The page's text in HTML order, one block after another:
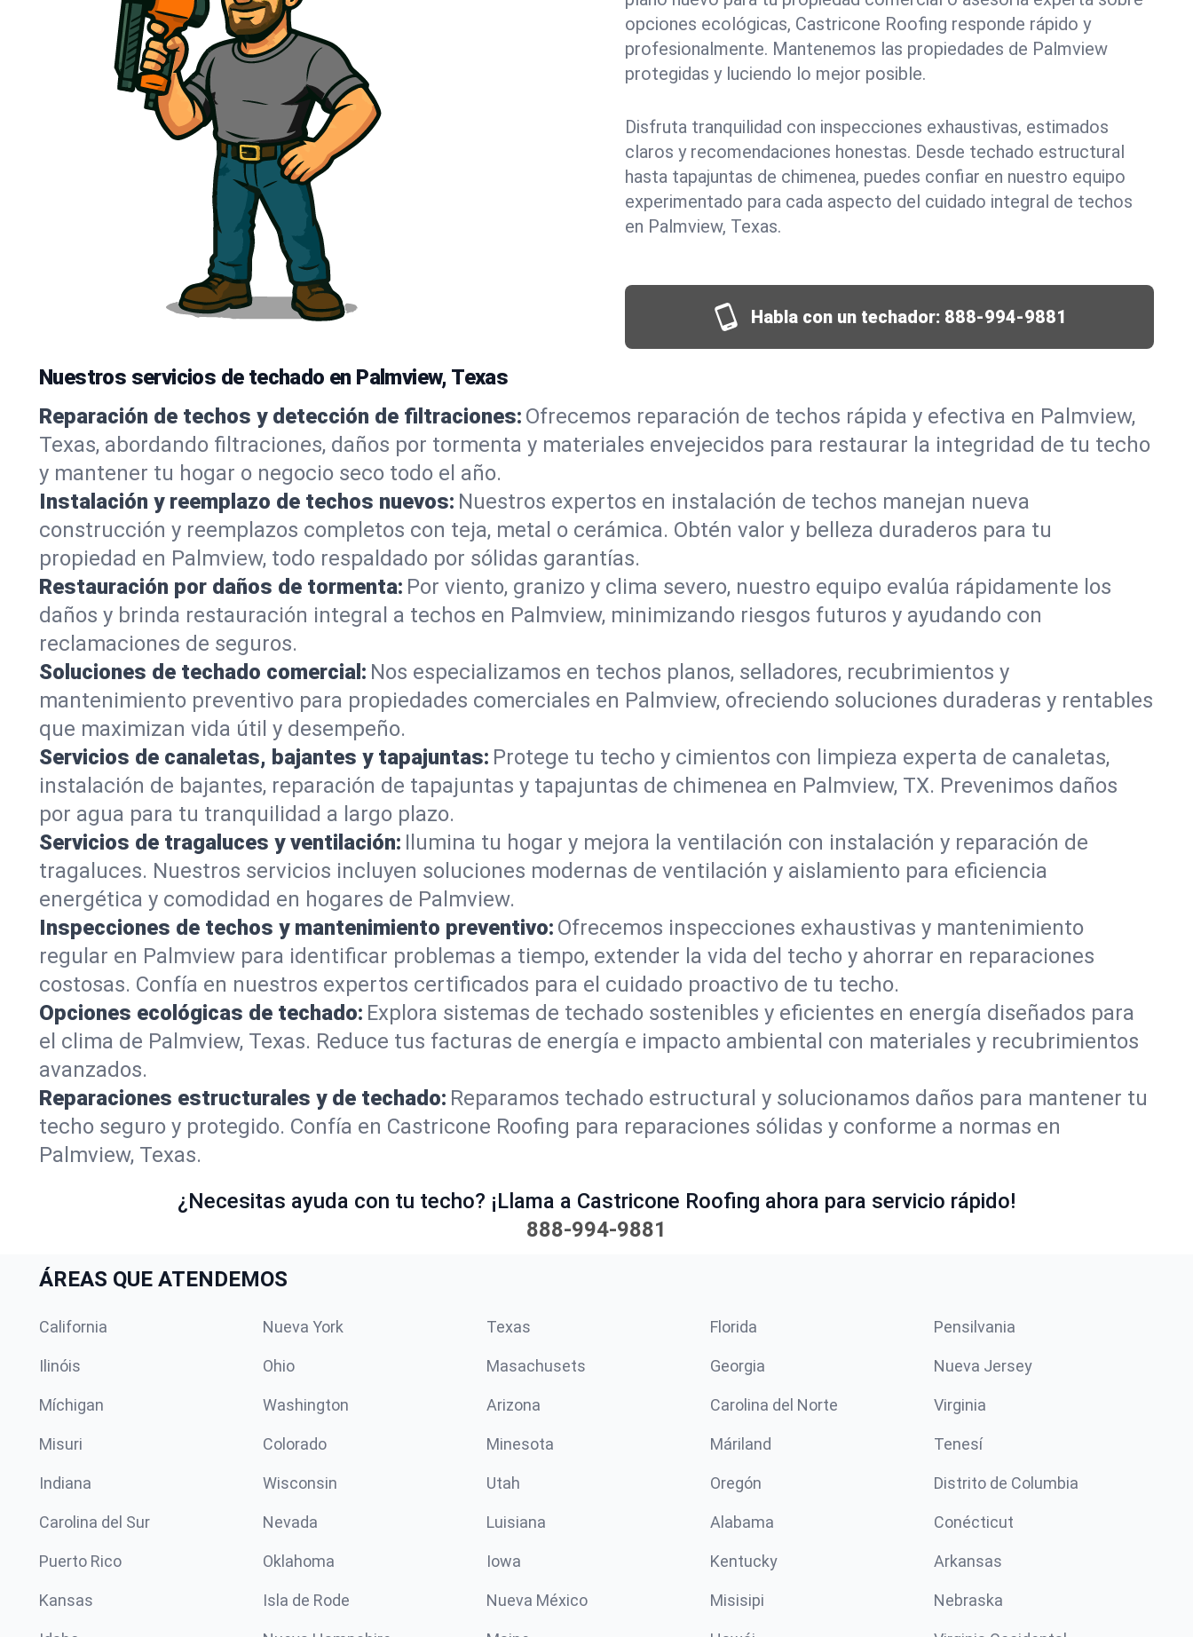
opciones ecológicas, Castricone Roofing responde rápido y
profesionalmente. Mantenemos las propiedades de Palmview
protegidas y luciendo lo mejor posible.
Disfruta tranquilidad con inspecciones exhaustivas, estimados
claros y recomendaciones honestas. Desde techado estructural
hasta tapajuntas de chimenea, puedes confiar en nuestro equipo
experimentado para cada aspecto del cuidado integral de techos
en Palmview, Texas.
Habla con un techador: 888-994-9881
Nuestros servicios de techado en Palmview, Texas
Reparación de techos y detección de filtraciones: Ofrecemos reparación de techos rápida y efectiva en Palmview,
Texas, abordando filtraciones, daños por tormenta y materiales envejecidos para restaurar la integridad de tu techo
y mantener tu hogar o negocio seco todo el año.
Instalación y reemplazo de techos nuevos: Nuestros expertos en instalación de techos manejan nueva
construcción y reemplazos completos con teja, metal o cerámica. Obtén valor y belleza duraderos para tu
propiedad en Palmview, todo respaldado por sólidas garantías.
Restauración por daños de tormenta: Por viento, granizo y clima severo, nuestro equipo evalúa rápidamente los
daños y brinda restauración integral a techos en Palmview, minimizando riesgos futuros y ayudando con
reclamaciones de seguros.
Soluciones de techado comercial: Nos especializamos en techos planos, selladores, recubrimientos y
mantenimiento preventivo para propiedades comerciales en Palmview, ofreciendo soluciones duraderas y rentables
que maximizan vida útil y desempeño.
Servicios de canaletas, bajantes y tapajuntas: Protege tu techo y cimientos con limpieza experta de canaletas,
instalación de bajantes, reparación de tapajuntas y tapajuntas de chimenea en Palmview, TX. Prevenimos daños
por agua para tu tranquilidad a largo plazo.
Servicios de tragaluces y ventilación: Ilumina tu hogar y mejora la ventilación con instalación y reparación de
tragaluces. Nuestros servicios incluyen soluciones modernas de ventilación y aislamiento para eficiencia
energética y comodidad en hogares de Palmview.
Inspecciones de techos y mantenimiento preventivo: Ofrecemos inspecciones exhaustivas y mantenimiento
regular en Palmview para identificar problemas a tiempo, extender la vida del techo y ahorrar en reparaciones
costosas. Confía en nuestros expertos certificados para el cuidado proactivo de tu techo.
Opciones ecológicas de techado: Explora sistemas de techado sostenibles y eficientes en energía diseñados para
el clima de Palmview, Texas. Reduce tus facturas de energía e impacto ambiental con materiales y recubrimientos
avanzados.
Reparaciones estructurales y de techado: Reparamos techado estructural y solucionamos daños para mantener tu
techo seguro y protegido. Confía en Castricone Roofing para reparaciones sólidas y conforme a normas en
Palmview, Texas.
¿Necesitas ayuda con tu techo? ¡Llama a Castricone Roofing ahora para servicio rápido!
888-994-9881
ÁREAS QUE ATENDEMOS
California Nueva York Texas Florida Pensilvania
Ilinóis Ohio Masachusets Georgia Nueva Jersey
Míchigan Washington Arizona Carolina del Norte Virginia
Misuri Colorado Minesota Máriland Tenesí
Indiana Wisconsin Utah Oregón Distrito de Columbia
Carolina del Sur Nevada Luisiana Alabama Conécticut
Puerto Rico Oklahoma Iowa Kentucky Arkansas
Kansas Isla de Rode Nueva México Misisipi Nebraska